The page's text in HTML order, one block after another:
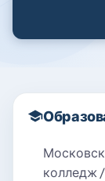
колледж